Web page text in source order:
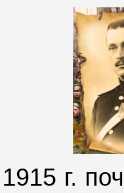
г.